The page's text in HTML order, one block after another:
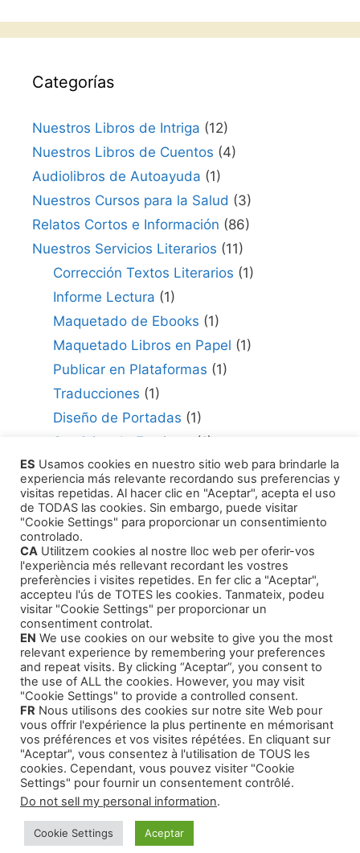
Categorías
Nuestros Libros de Intriga (12)
Nuestros Libros de Cuentos (4)
Audiolibros de Autoayuda (1)
Nuestros Cursos para la Salud (3)
Relatos Cortos e Información (86)
Nuestros Servicios Literarios (11)
Corrección Textos Literarios (1)
Informe Lectura (1)
Maquetado de Ebooks (1)
Maquetado Libros en Papel (1)
Publicar en Plataformas (1)
Traducciones (1)
Diseño de Portadas (1)
Servicios de Escritura
(1)
Consultor para Edición (1)
Cómo Publicar tu Obra (1)
Agentes Literarios(1)
Productos
Cursos Formativos
Audiolibros Autoayuda
Cuentos infantiles
Intriga y Narrativa
© 2026 Montse Valls - Juan Genovés
GeneratePress
ES Usamos cookies en nuestro sitio web para brindarle la
experiencia más relevante recordando sus preferencias y
visitas repetidas. Al hacer clic en "Aceptar", acepta el uso
de TODAS las cookies. Sin embargo, puede visitar
"Cookie Settings" para proporcionar un consentimiento
controlado.
CA Utilitzem cookies al nostre lloc web per oferir-vos
l'experiència més rellevant recordant les vostres
preferències i visites repetides. En fer clic a "Aceptar",
accepteu l'ús de TOTES les cookies. Tanmateix, podeu
visitar "Cookie Settings" per proporcionar un
consentiment controlat.
EN We use cookies on our website to give you the most
relevant experience by remembering your preferences
and repeat visits. By clicking “Aceptar”, you consent to
the use of ALL the cookies. However, you may visit
"Cookie Settings" to provide a controlled consent.
FR Nous utilisons des cookies sur notre site Web pour
vous offrir l'expérience la plus pertinente en mémorisant
vos préférences et vos visites répétées. En cliquant sur
"Aceptar", vous consentez à l'utilisation de TOUS les
cookies. Cependant, vous pouvez visiter "Cookie
Settings" pour fournir un consentement contrôlé.
Do not sell my personal information.
Cookie Settings Aceptar